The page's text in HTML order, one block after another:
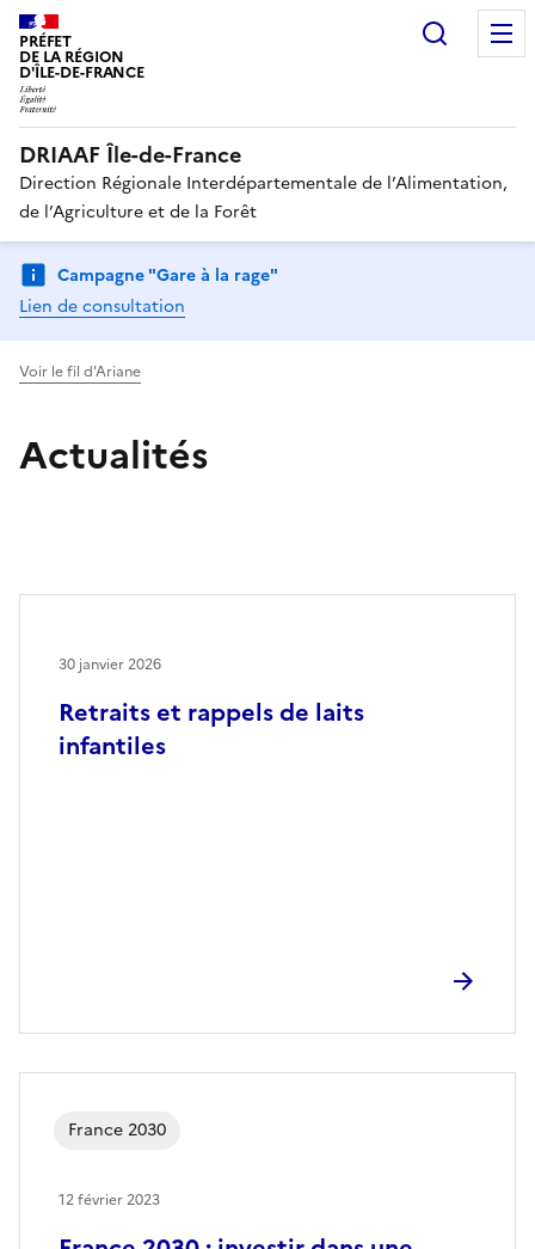
PRÉFET
DE LA RÉGION
D'ÎLE-DE-FRANCE
DRIAAF Île-de-France
Direction Régionale Interdépartementale de l’Alimentation,
de l’Agriculture et de la Forêt
Campagne "Gare à la rage"
Lien de consultation
Voir le fil d'Ariane
Actualités
Retraits et rappels de laits
infantiles
30 janvier 2026
France 2030
12 février 2023